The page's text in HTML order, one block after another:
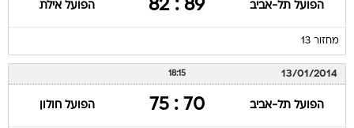
13/01/2014
הפועל תל-אביב 70 : 75 הפועל חולון
מחזור 15